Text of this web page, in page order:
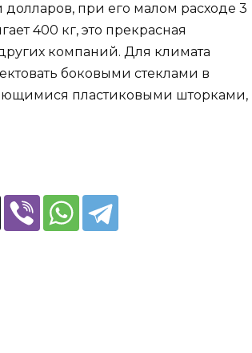
при его малом расходе 3
400 кг, это прекрасная
компаний. Для климата
боковыми стеклами в
пластиковыми шторками,